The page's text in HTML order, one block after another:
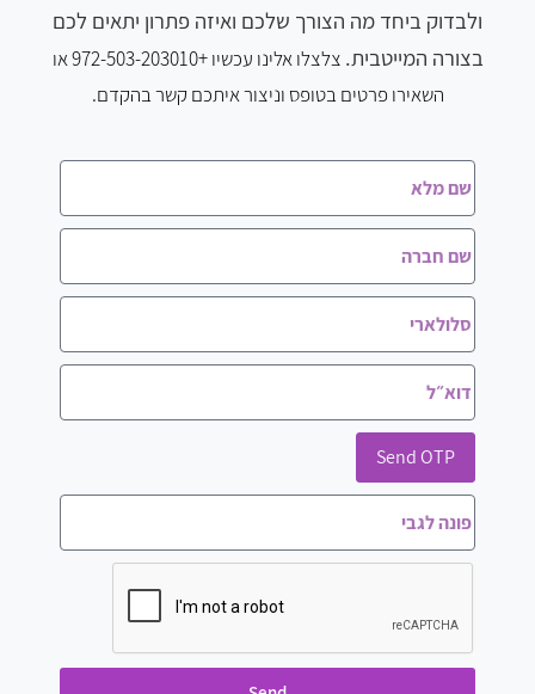
ולבדוק ביחד מה הצורך שלכם ואיזה פתרון יתאים לכם
בצורה המייטבית. צלצלואלינו עכשיו
+972-503-203010 או
השאירו פרטים בטופס וניצור איתכם קשר בהקדם.
Send OTP